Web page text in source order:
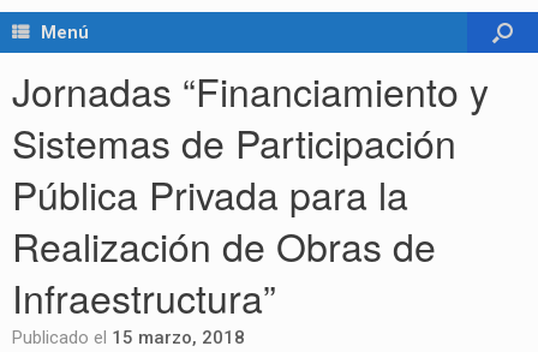
Menú
Jornadas “Financiamiento y
Sistemas de Participación
Pública Privada para la
Realización de Obras de
Infraestructura”
Publicado el 15 marzo, 2018